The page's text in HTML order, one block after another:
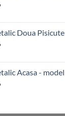
Doua
Acasa -